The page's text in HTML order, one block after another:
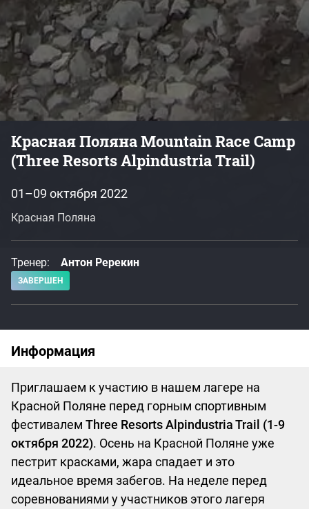
Красная Поляна Mountain Race Camp
(Three Resorts Alpindustria Trail)
01–09 октября 2022
Красная Поляна
Тренер: Антон Ререкин
ЗАВЕРШЕН
Информация
Приглашаем к участию в нашем лагере на
Красной Поляне перед горным спортивным
фестивалем Three Resorts Alpindustria Trail (1-9
октября 2022). Осень на Красной Поляне уже
пестрит красками, жара спадает и это
идеальное время забегов. На неделе перед
соревнованиями у участников этого лагеря